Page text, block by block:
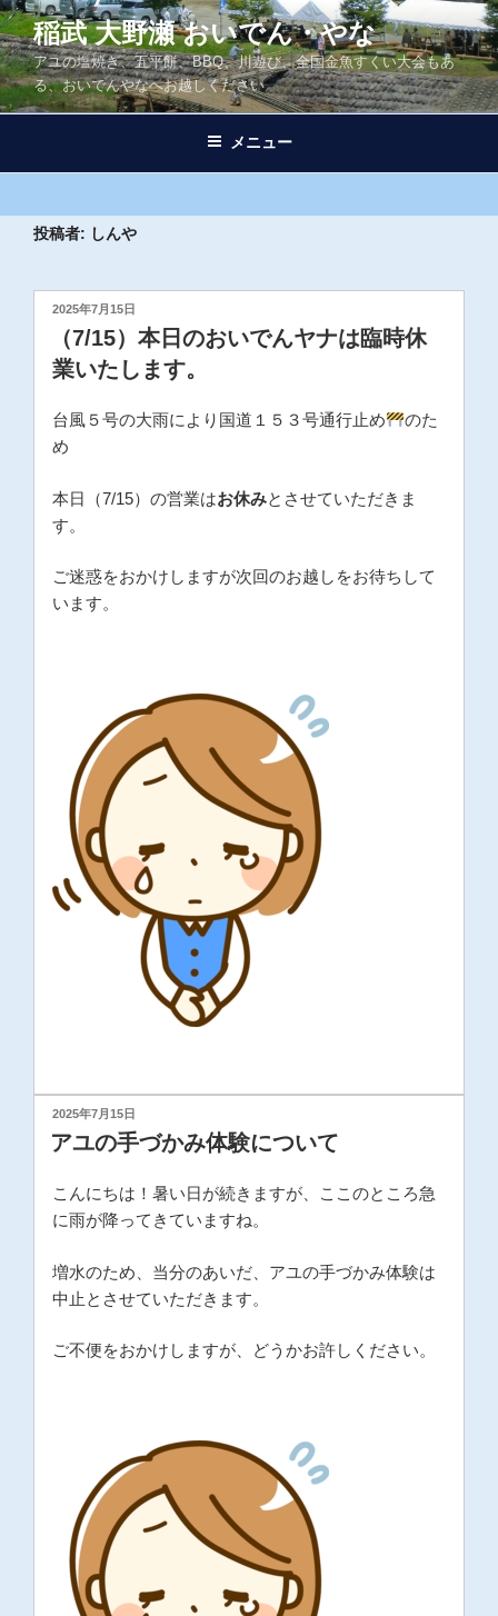
コ
ン
テ
ン
ツ
ス
稲武 大野瀬 おいでん・やな
アユの塩焼き、五平餅、BBQ、川遊び、全国金魚すくい大会もあ
る、おいでんやなへお越しください
メニュー
投稿者: しんや
投
日:
2025年7月15日
（7/15）本日のおいでんヤナは臨時休
業いたします。
台風５号の大雨により国道１５３号通行止め
のた
め
本日（7/15）の営業はお休みとさせていただきま
す。
ご迷惑をおかけしますが次回のお越しをお待ちして
います。
投
稿
日:
2025年7月15日
アユの手づかみ体験について
こんにちは！暑い日が続きますが、ここのところ急
に雨が降ってきていますね。
増水のため、当分のあいだ、アユの手づかみ体験は
中止とさせていただきます。
ご不便をおかけしますが、どうかお許しください。